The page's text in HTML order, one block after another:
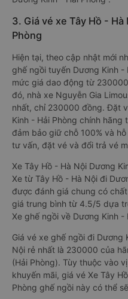
3. Giá vé xe Tây Hồ -
Phòng
Hiện tại, theo cập nhật mới
ghế ngồi tuyến Dương Kinh -
mức giá dao động từ
đó, nhà xe Nguyễn Gia
nhất, chỉ 230000 đồng. Đặt
Kinh - Hải Phòng chính hãng
đảm bảo giữ chỗ 100% và
tư vấn, đặt vé và đổi trả vé
Xe Tây Hồ - Hà Nội Dương
Xe từ Tây Hồ - Hà Nội đi
được đánh giá chung có
giá trung bình từ 4.5/5 dựa
Xe ghế ngồi về Dương Kinh
Giá vé xe ghế ngồi đi Dương
Nội rẻ nhất là 230000 của
(Hải Phòng). Tùy thuộc vào
khuyến mãi, giá vé Xe Tây
Phòng ghế ngồi này có thể